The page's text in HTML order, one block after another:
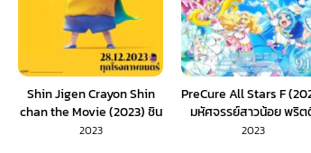
Shin Jigen Crayon Shin
chan the Movie (2023) ชิน
จัง เดอะมูฟวี่ มหาสงคราม
2023
PreCure All Stars F
มหัศจรรย์สาวน้อย พริ
เคียว ออลสตาร์ เอฟ (พ
2023